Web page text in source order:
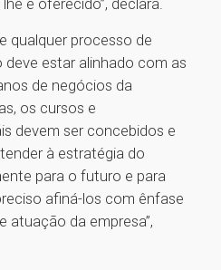
é oferecido”, declara.
qualquer processo de
estar alinhado com as
de negócios da
os cursos e
devem ser concebidos e
à estratégia do
para o futuro e para
afiná-los com ênfase
atuação da empresa”,